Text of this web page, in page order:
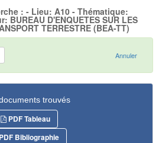
: - Lieu: A10 - Thématique:
BUREAU D'ENQUETES SUR LES
TERRESTRE (BEA-TT)
Annuler
trouvés
PDF Tableau
PDF Bibliographie